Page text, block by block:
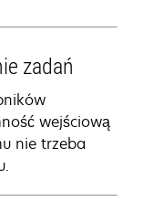
zadań
wejściową
nie trzeba